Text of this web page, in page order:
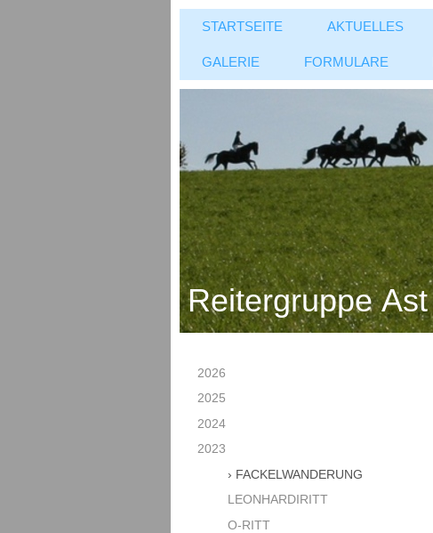
STARTSEITE AKTUELLES
GALERIE FORMULARE
Reitergruppe Ast
2026
2025
2024
2023
FACKELWANDERUNG
LEONHARDIRITT
O-RITT